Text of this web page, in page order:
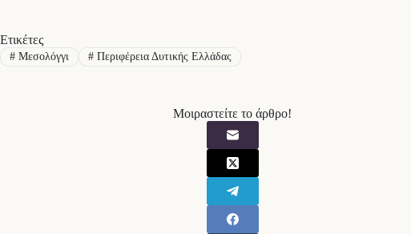
Ετικέτες
#Μεσολόγγι #Περιφέρεια Δυτικής Ελλάδας
Μοιραστείτε το άρθρο!